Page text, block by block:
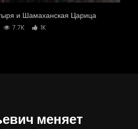
и Шамаханская Царица
7.7K 1K
меняет